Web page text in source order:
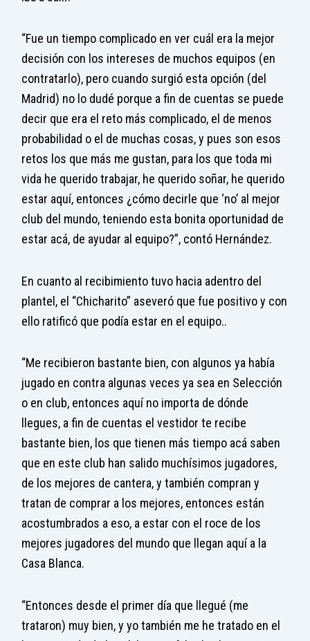
“Fue un tiempo complicado en ver cuál era la mejor
decisión con los intereses de muchos equipos (en
contratarlo), pero cuando surgió esta opción (del
Madrid) no lo dudé porque a fin de cuentas se puede
decir que era el reto más complicado, el de menos
probabilidad o el de muchas cosas, y pues son esos
retos los que más me gustan, para los que toda mi
vida he querido trabajar, he querido soñar, he querido
estar aquí, entonces ¿cómo decirle que ‘no’ al mejor
club del mundo, teniendo esta bonita oportunidad de
estar acá, de ayudar al equipo?”, contó Hernández.
En cuanto al recibimiento tuvo hacia adentro del
plantel, el “Chicharito” aseveró que fue positivo y con
ello ratificó que podía estar en el equipo..
“Me recibieron bastante bien, con algunos ya había
jugado en contra algunas veces ya sea en Selección
o en club, entonces aquí no importa de dónde
llegues, a fin de cuentas el vestidor te recibe
bastante bien, los que tienen más tiempo acá saben
que en este club han salido muchísimos jugadores,
de los mejores de cantera, y también compran y
tratan de comprar a los mejores, entonces están
acostumbrados a eso, a estar con el roce de los
mejores jugadores del mundo que llegan aquí a la
Casa Blanca.
“Entonces desde el primer día que llegué (me
trataron) muy bien, y yo también me he tratado en el